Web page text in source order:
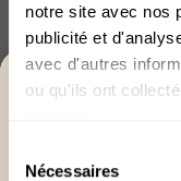
notre site avec nos
publicité et
avec d'autres
ou qu'ils ont
Nécessaires
ACCÈS
Fleurs et Résines
Huiles CBD
E-liquides et
Epicerie